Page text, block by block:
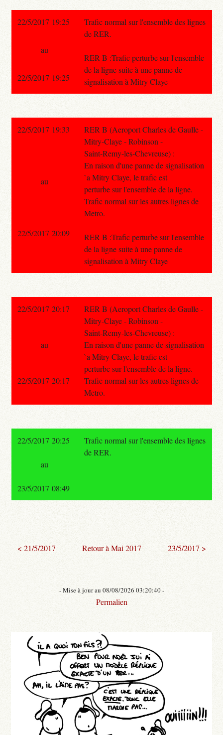
22/5/2017 19:25
Trafic normal sur l'ensemble des lignes
de RER.
RER B :Trafic perturbe sur l'ensemble
de la ligne suite à une panne de
signalisation à Mitry Claye
au
22/5/2017 19:25
22/5/2017 19:33
RER B (Aeroport Charles de Gaulle -
Mitry-Claye - Robinson -
Saint-Remy-les-Chevreuse) :
En raison d'une panne de signalisation
`a Mitry Claye, le trafic est
perturbe sur l'ensemble de la ligne.
Trafic normal sur les autres lignes de
Metro.
RER B :Trafic perturbe sur l'ensemble
de la ligne suite à une panne de
signalisation à Mitry Claye
au
22/5/2017 20:09
22/5/2017 20:17
RER B (Aeroport Charles de Gaulle -
Mitry-Claye - Robinson -
Saint-Remy-les-Chevreuse) :
En raison d'une panne de signalisation
`a Mitry Claye, le trafic est
perturbe sur l'ensemble de la ligne.
Trafic normal sur les autres lignes de
Metro.
au
22/5/2017 20:17
22/5/2017 20:25
Trafic normal sur l'ensemble des lignes
de RER.
au
23/5/2017 08:49
< 21/5/2017 Retour à Mai 2017 23/5/2017 >
- Mise à jour au 08/08/2026 03:20:40 -
Permalien